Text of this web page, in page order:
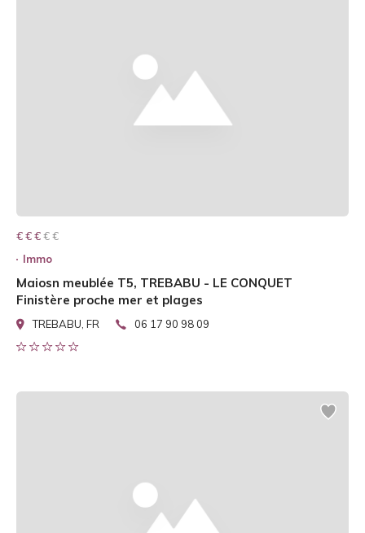
€ € € € €
€ € €
Immo
Maiosn meublée T5, TREBABU - LE CONQUET
Finistère proche mer et plages
TREBABU, FR 06 17 90 98 09